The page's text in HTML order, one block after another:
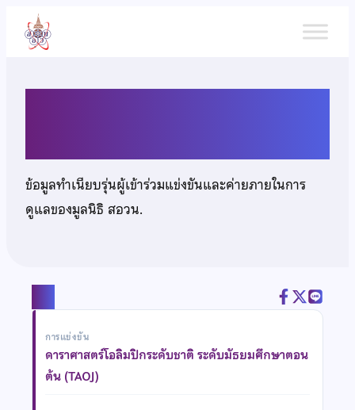
เนื้อหา
ข้อมูลทำเนียบรุ่นผู้เข้าร่วมแข่งขันและค่ายภายในการ
ดูแลของมูลนิธิ สอวน.
การแข่งขัน
ดาราศาสตร์โอลิมปิกระดับชาติ ระดับมัธยมศึกษาตอน
ต้น (TAOJ)